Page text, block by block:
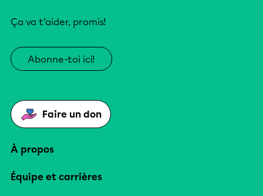
Ça va t’aider, promis!
Abonne-toi ici!
Faire un don
À propos
Équipe et carrières